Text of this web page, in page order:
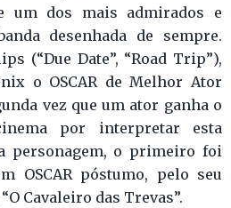
um dos mais admirados e
desenhada de sempre.
(“Due Date”, “Road Trip”),
o OSCAR de Melhor Ator
vez que um ator ganha o
por interpretar esta
personagem, o primeiro foi
OSCAR póstumo, pelo seu
Cavaleiro das Trevas”.